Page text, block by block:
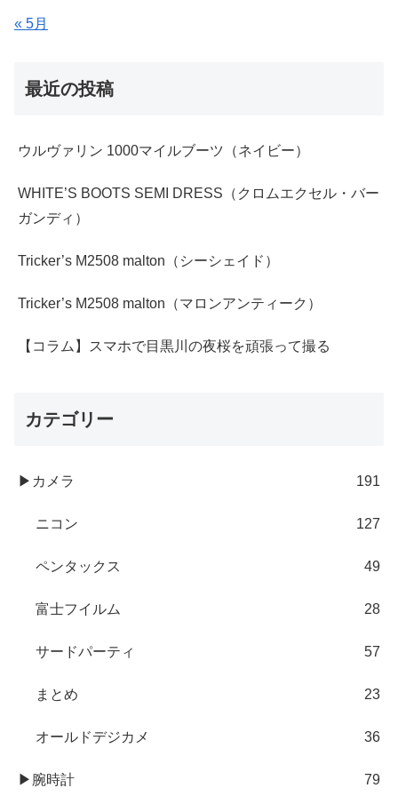
« 5月
最近の投稿
ウルヴァリン 1000マイルブーツ（ネイビー）
WHITE’S BOOTS SEMI DRESS（クロムエクセル・バー
ガンディ）
Tricker’s M2508 malton（シーシェイド）
Tricker’s M2508 malton（マロンアンティーク）
【コラム】スマホで目黒川の夜桜を頑張って撮る
カテゴリー
▶カメラ 191
ニコン 127
ペンタックス 49
富士フイルム 28
サードパーティ 57
まとめ 23
オールドデジカメ 36
▶腕時計 79